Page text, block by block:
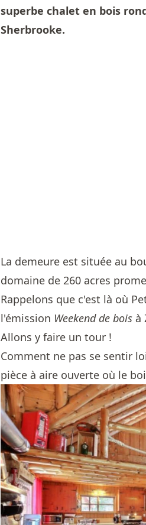
superbe chalet en bois
Sherbrooke.
La demeure est située au
domaine de 260 acres
Rappelons que c'est là où
l'émission Weekend de bois à
Allons y faire un tour !
Comment ne pas se sentir
pièce à aire ouverte où le